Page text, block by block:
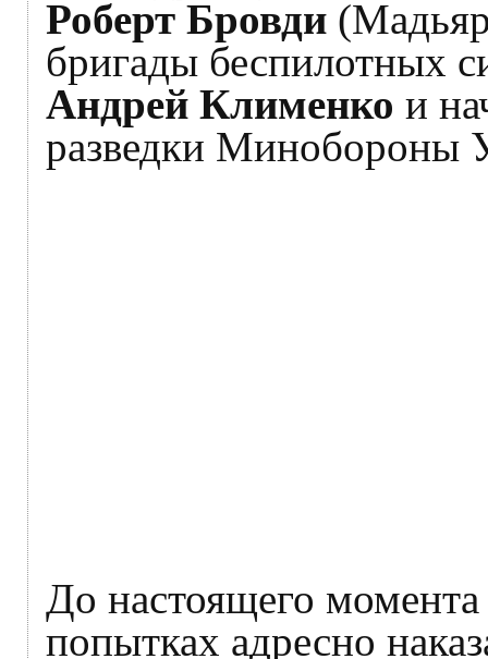
Роберт Бровди
бригады беспилотных
Андрей Клименко и
разведки Минобороны
До настоящего
попытках адресно